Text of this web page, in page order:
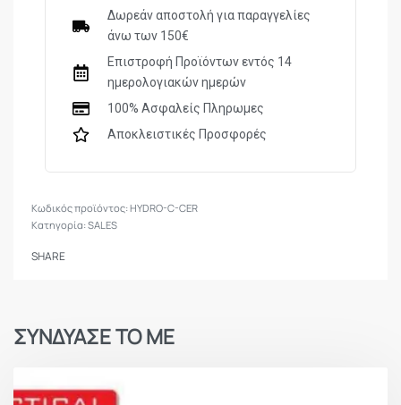
Μεγέθη: XS/38-39, S/40-41, M/42-43
Δωρεάν αποστολή για παραγγελίες
άνω των 150€
Επιστροφή Προϊόντων εντός 14
ημερολογιακών ημερών
100% Ασφαλείς Πληρωμες
Αποκλειστικές Προσφορές
HYDRO-C-CER
Κατηγορία:SALES
SHARE
ΣΥΝΔΥΑΣΕ ΤΟ ΜΕ